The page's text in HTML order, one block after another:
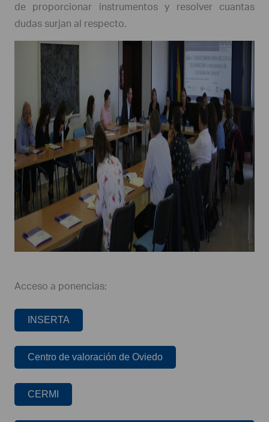
de proporcionar instrumentos y resolver cuantas
dudas surjan al respecto.
Acceso a ponencias:
INSERTA
Centro de valoración de Oviedo
CERMI